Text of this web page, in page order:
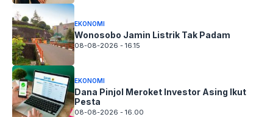
EKONOMI
Wonosobo Jamin Listrik Tak Padam
08-08-2026 - 16.15
EKONOMI
Dana Pinjol Meroket Investor Asing Ikut
Pesta
08-08-2026 - 16.00